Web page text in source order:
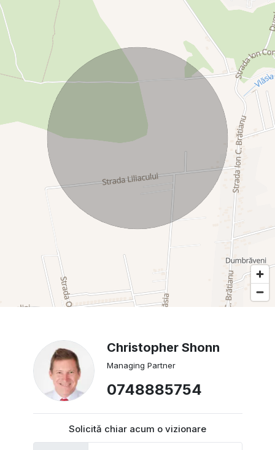
Christopher Shonn
Managing Partner
0748885754
Solicită chiar acum o vizionare